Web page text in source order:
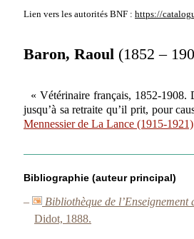
Lien vers les autorités BNF : https://
Baron, Raoul (1852 –
« Vétérinaire français, 1852-1908.
jusqu’à sa retraite qu’il prit, pour
Mennessier de La Lance (1915-1921)
Bibliographie (auteur principal)
– Bibliothèque de
Didot, 1888.